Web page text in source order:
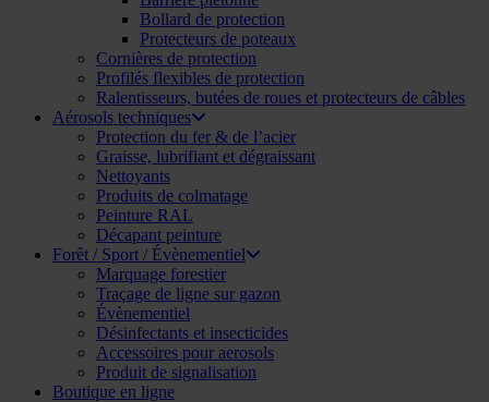
Bollard de protection
Protecteurs de poteaux
Cornières de protection
Profilés flexibles de protection
Ralentisseurs, butées de roues et protecteurs de câbles
Aérosols techniques
Protection du fer & de l’acier
Graisse, lubrifiant et dégraissant
Nettoyants
Produits de colmatage
Peinture RAL
Décapant peinture
Forêt / Sport / Évènementiel
Marquage forestier
Traçage de ligne sur gazon
Évènementiel
Désinfectants et insecticides
Accessoires pour aerosols
Produit de signalisation
Boutique en ligne